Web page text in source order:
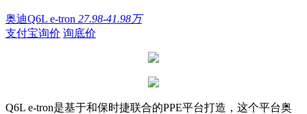
奥迪Q6L e-tron 27.98-41.98万
支付宝询价 询底价
Q6L e-tron是基于和保时捷联合的PPE平台打造，这个平台奥